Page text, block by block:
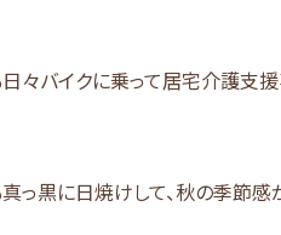
々バイクに乗って居宅介護支
っ黒に日焼けして、秋の季節感